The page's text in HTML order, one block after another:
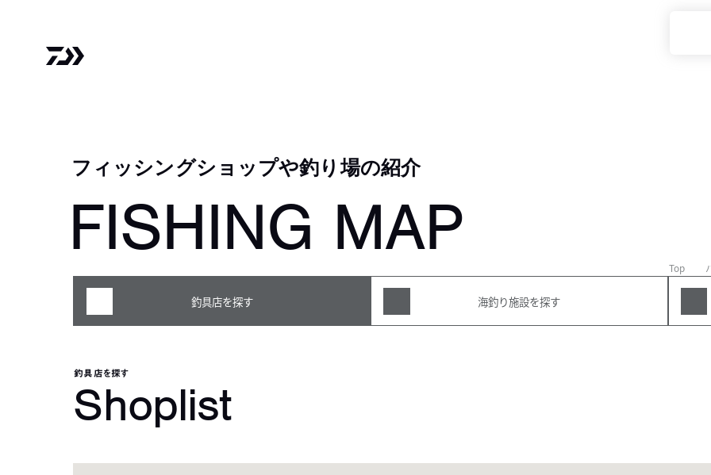
フィッシングショップや釣り場の紹介
FISHING MAP
Top
釣具店を探す 海釣り施設を探す
釣具店を探す
Shoplist